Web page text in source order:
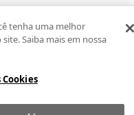
11 3003-3728 ©
reservadosRF
tenha uma melhor
Saiba mais em nossa